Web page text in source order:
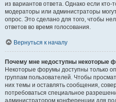
из вариантов ответа. Однако если кто-
модераторы или администраторы
опрос. Это сделано для того, чтобы
ответов во время голосования.
Вернуться к началу
Почему мне недоступны некоторые
Некоторые форумы доступны только
группам пользователей. Чтобы
них темы и оставлять сообщения,
потребоваться специальное
администратором конференции для